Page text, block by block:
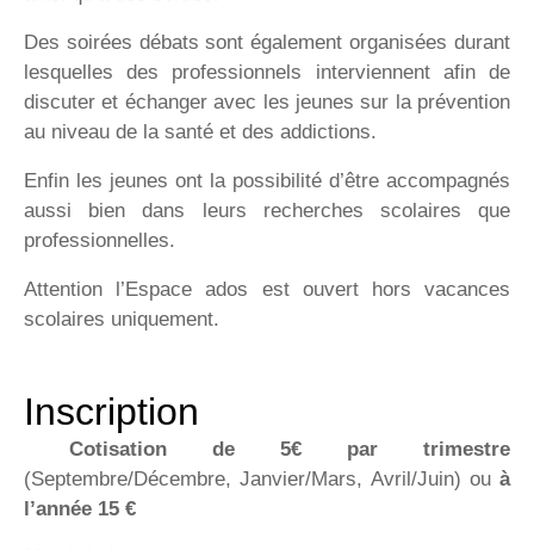
Des soirées débats sont également organisées durant
lesquelles des professionnels interviennent afin de
discuter et échanger avec les jeunes sur la prévention
au niveau de la santé et des addictions.
Enfin les jeunes ont la possibilité d’être accompagnés
aussi bien dans leurs recherches scolaires que
professionnelles.
Attention l’Espace ados est ouvert hors vacances
scolaires uniquement.
Inscription
Cotisation de 5€ par trimestre
(Septembre/Décembre, Janvier/Mars, Avril/Juin) ou à
l’année 15 €